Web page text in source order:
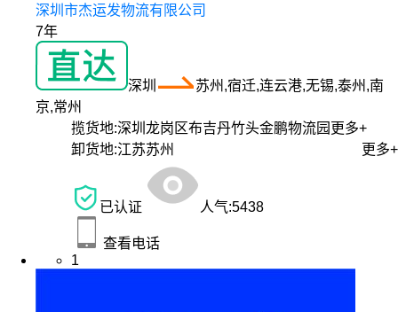
深圳市杰运发物流有限公司
7年
深圳
苏州,宿迁,连云港,无锡,泰州,南
京,常州
揽货地:深圳龙岗区布吉丹竹头金鹏物流园 更多+
卸货地:江苏苏州 更多+
已认证 人气:5438
查看电话
1